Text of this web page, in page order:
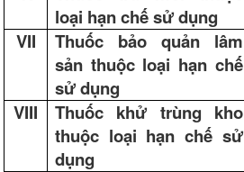
loại hạn chế sử dụng
VII
Thuốc bảo quản lâm
sản thuộc loại hạn chế
sử dụng
VIII
Thuốc khử trùng kho
thuộc loại hạn chế sử
dụng